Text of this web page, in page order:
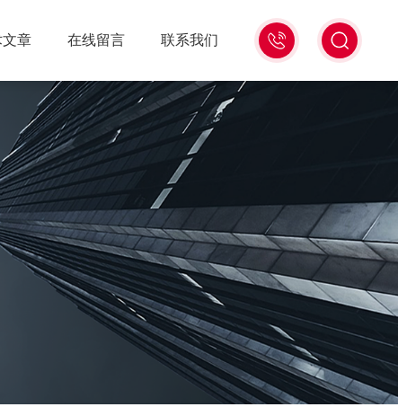
18516586104
微
章 在线留言 联系我们